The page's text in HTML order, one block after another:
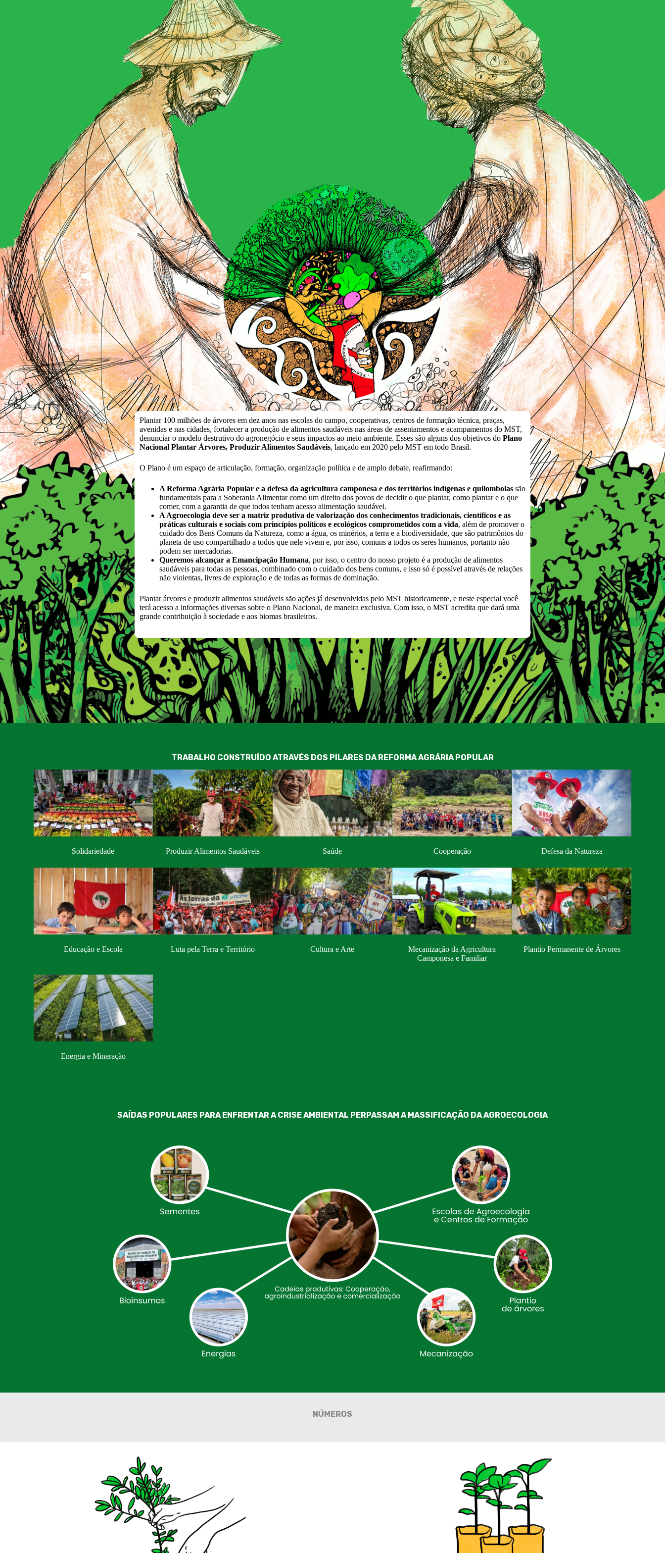
Plantar 100 milhões de árvores em dez anos nas escolas do campo, cooperativas, centros de formação técnica, praças,
avenidas e nas cidades, fortalecer a produção de alimentos saudáveis nas áreas de assentamentos e acampamentos do MST,
denunciar o modelo destrutivo do agronegócio e seus impactos ao meio ambiente. Esses são alguns dos objetivos do Plano
Nacional Plantar Árvores, Produzir Alimentos Saudáveis, lançado em 2020 pelo MST em todo Brasil.
O Plano é um espaço de articulação, formação, organização política e de amplo debate, reafirmando:
A Reforma Agrária Popular e a defesa da agricultura camponesa e dos territórios indígenas e quilombolas são
fundamentais para a Soberania Alimentar como um direito dos povos de decidir o que plantar, como plantar e o que
comer, com a garantia de que todos tenham acesso alimentação saudável.
A Agroecologia deve ser a matriz produtiva de valorização dos conhecimentos tradicionais, científicos e as
práticas culturais e sociais com princípios políticos e ecológicos comprometidos com a vida, além de promover o
cuidado dos Bens Comuns da Natureza, como a água, os minérios, a terra e a biodiversidade, que são patrimônios do
planeta de uso compartilhado a todos que nele vivem e, por isso, comuns a todos os seres humanos, portanto não
podem ser mercadorias.
Queremos alcançar a Emancipação Humana, por isso, o centro do nosso projeto é a produção de alimentos
saudáveis para todas as pessoas, combinado com o cuidado dos bens comuns, e isso só é possível através de relações
não violentas, livres de exploração e de todas as formas de dominação.
Plantar árvores e produzir alimentos saudáveis são ações já desenvolvidas pelo MST historicamente, e neste especial você
terá acesso a informações diversas sobre o Plano Nacional, de maneira exclusiva. Com isso, o MST acredita que dará uma
grande contribuição à sociedade e aos biomas brasileiros.
TRABALHO CONSTRUÍDO ATRAVÉS DOS PILARES DA REFORMA AGRÁRIA POPULAR
Solidariedade Produzir Alimentos Saudáveis Saúde Cooperação Defesa da Natureza
Educação e Escola Luta pela Terra e Território Cultura e Arte
Mecanização da Agricultura
Camponesa e Familiar
Plantio Permanente de Árvores
Energia e Mineração
SAÍDAS POPULARES PARA ENFRENTAR A CRISE AMBIENTAL PERPASSAM A MASSIFICAÇÃO DA AGROECOLOGIA
NÚMEROS